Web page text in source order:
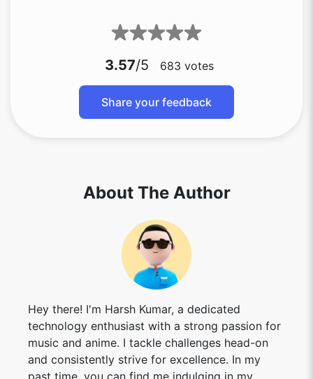
3.57/5 683 votes
Share your feedback
About The Author
Hey there! I'm Harsh Kumar, a dedicated
technology enthusiast with a strong passion for
music and anime. I tackle challenges head-on
and consistently strive for excellence. In my
past time, you can find me indulging in my